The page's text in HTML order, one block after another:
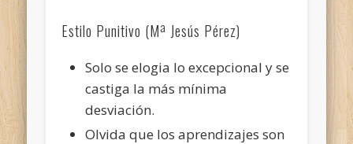
Estilo Punitivo (Mª Jesús Pérez)
Solo se elogia lo excepcional y se
castiga la más mínima
desviación.
Olvida que los aprendizajes son